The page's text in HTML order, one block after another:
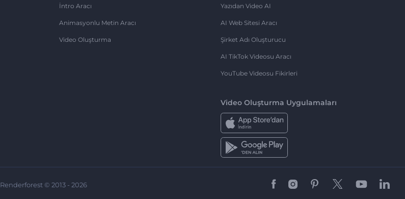
İntro Aracı
Animasyonlu Metin Aracı
Video Oluşturma
Yazıdan Video AI
AI Web Sitesi Aracı
Şirket Adı Oluşturucu
AI TikTok Videosu Aracı
YouTube Videosu Fikirleri
Video Oluşturma Uygulamaları
Renderforest © 2013 - 2026